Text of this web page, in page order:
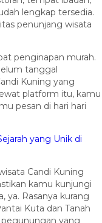
lengkap tersedia.
penunjang wisata
penginapan murah.
tanggal
Kuning yang
platform itu, kamu
pesan di hari hari
yang Unik di
Candi Kuning
kamu kunjungi
ya. Rasanya kurang
Kuta dan Tanah
yang